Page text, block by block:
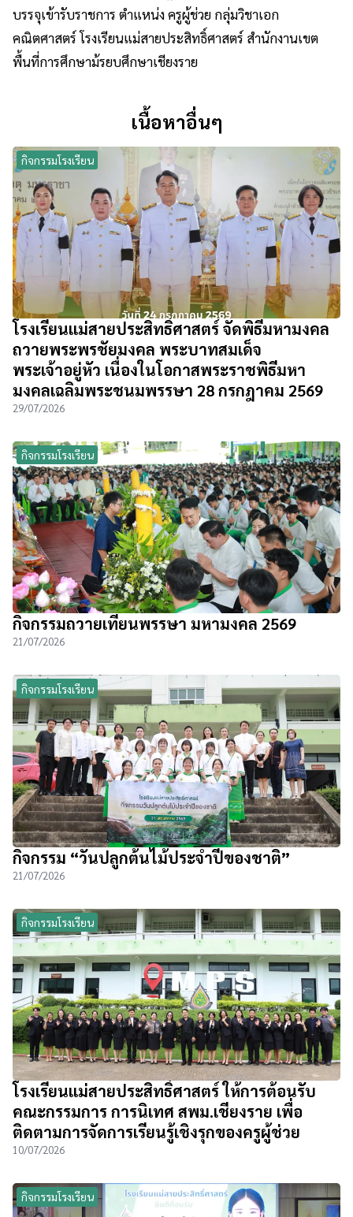
บรรจุเข้ารับราชการ ตำแหน่ง ครูผู้ช่วย กลุ่มวิชาเอก
คณิตศาสตร์ โรงเรียนแม่สายประสิทธิ์ศาสตร์ สำนักงานเขต
พื้นที่การศึกษาม้รยบศึกษาเชียงราย
เนื้อหาอื่นๆ
กิจกรรมโรงเรียน
โรงเรียนแม่สายประสิทธิ์ศาสตร์ จัดพิธีมหามงคล
ถวายพระพรชัยมงคล พระบาทสมเด็จ
พระเจ้าอยู่หัว เนื่องในโอกาสพระราชพิธีมหา
มงคลเฉลิมพระชนมพรรษา 28 กรกฎาคม 2569
29/07/2026
กิจกรรมโรงเรียน
กิจกรรมถวายเทียนพรรษา มหามงคล 2569
21/07/2026
กิจกรรมโรงเรียน
กิจกรรม “วันปลูกต้นไม้ประจำปีของชาติ”
21/07/2026
กิจกรรมโรงเรียน
โรงเรียนแม่สายประสิทธิ์ศาสตร์ ให้การต้อนรับ
คณะกรรมการ การนิเทศ สพม.เชียงราย เพื่อ
ติดตามการจัดการเรียนรู้เชิงรุกของครูผู้ช่วย
10/07/2026
กิจกรรมโรงเรียน